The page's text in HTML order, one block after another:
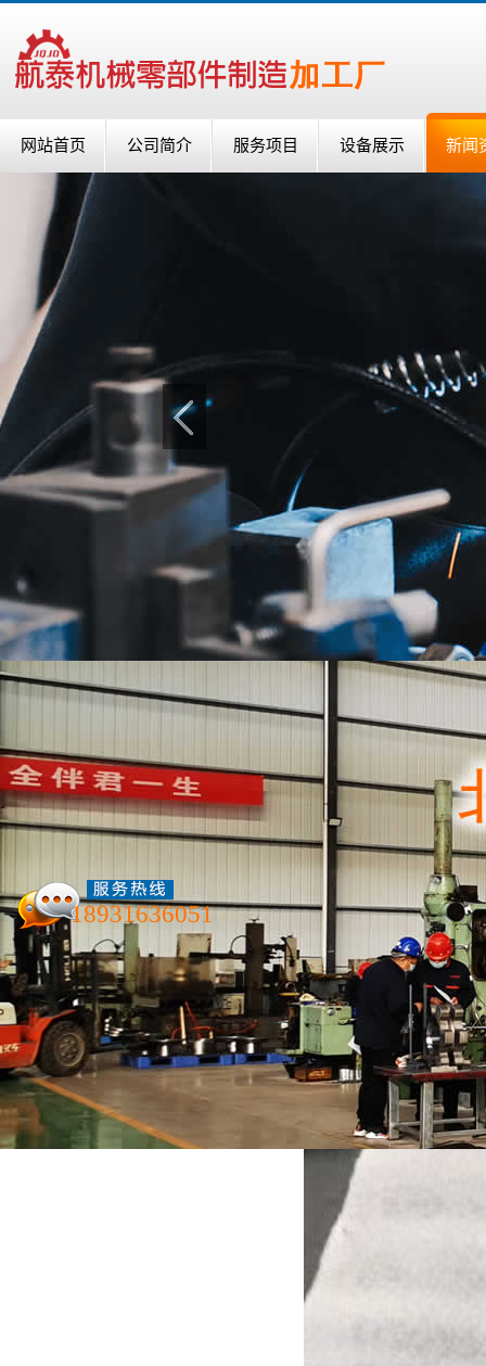
网站首页 公司简介 服务项目 设备展示 新闻
联系我们
18931636051
北京航泰机械加工厂
地址：北京市大兴区魏善庄
星空网
CNC铝合金机加工展示